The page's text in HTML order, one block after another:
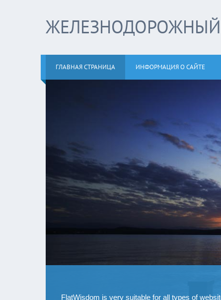
ЖЕЛЕЗНОДОРОЖНЫЙ
ГЛАВНАЯ СТРАНИЦА ИНФОРМАЦИЯ О САЙТЕ
FlatWisdom is very suitable for all types of